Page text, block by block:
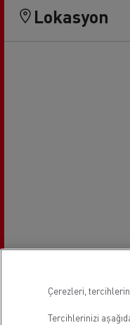
Lokasyon
Çerezleri,
Tercihlerinizi